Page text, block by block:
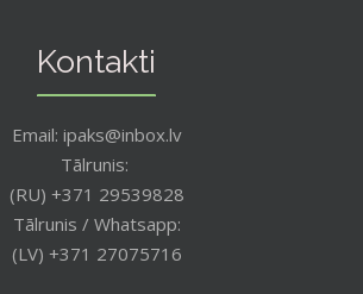
Kontakti
Email: ipaks@inbox.lv
Tālrunis:
(RU) +371 29539828
Tālrunis / Whatsapp:
(LV) +371 27075716